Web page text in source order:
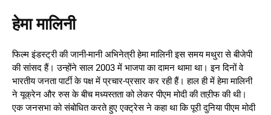
हेमा मालिनी
फिल्म इंडस्ट्री की जानी-मानी अभिनेत्री हेमा मालिनी इस समय मथुरा से बीजेपी
की सांसद हैं। उन्होंने साल 2003 में भाजपा का दामन थामा था। इन दिनों वे
भारतीय जनता पार्टी के पक्ष में प्रचार-प्रसार कर रही हैं। हाल ही में हेमा मालिनी
ने यूक्रेन और रुस के बीच मध्यस्तता को लेकर पीएम मोदी की ताऱीफ की थी।
एक जनसभा को संबोधित करते हुए एक्ट्रेस ने कहा था कि पूरी दुनिया पीएम मोदी